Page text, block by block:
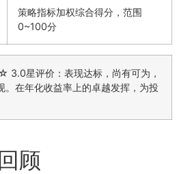
策略指标加权综合得分，范围
0~100分
3.0星评价：表现达标，尚有可为，
。在年化收益率上的卓越发挥，为投
顾